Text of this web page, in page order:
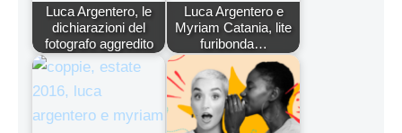
Luca Argentero, le
dichiarazioni del
fotografo aggredito
Luca Argentero e
Myriam Catania, lite
furibonda…